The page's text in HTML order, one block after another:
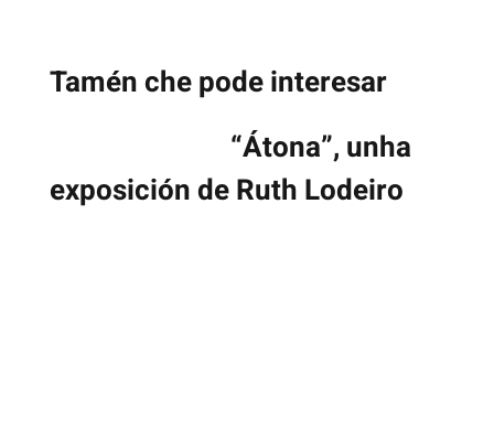
Tamén che pode interesar
“Átona”, unha
exposición de Ruth Lodeiro